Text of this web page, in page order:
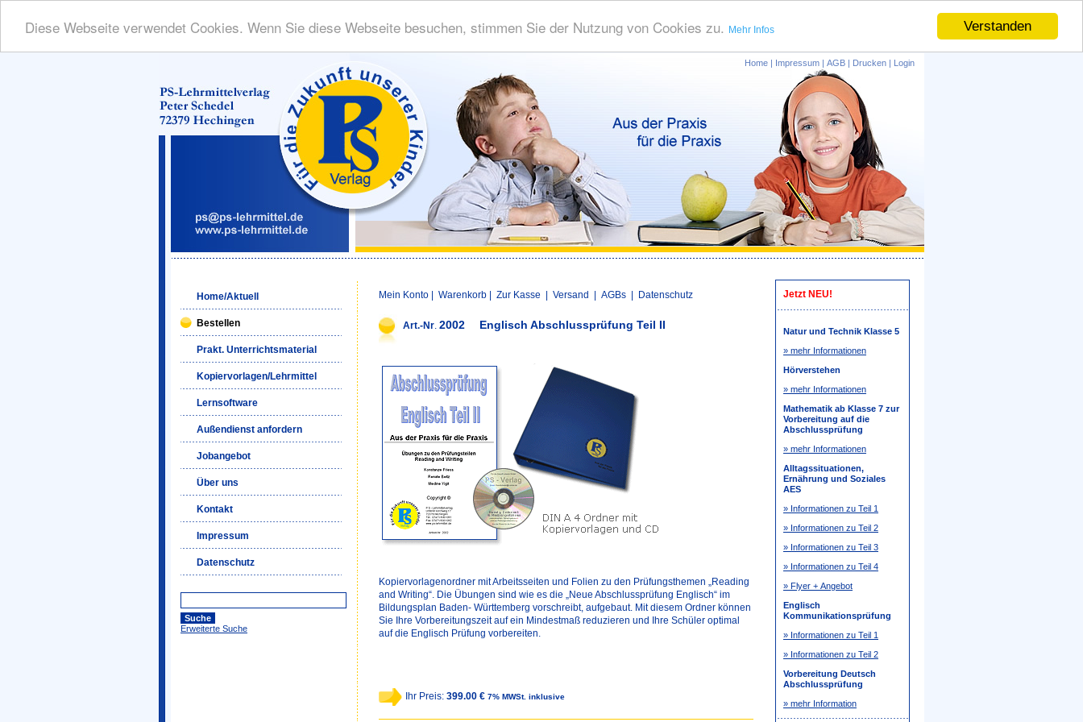
Verstanden
Diese Webseite verwendet Cookies. Wenn Sie diese Webseite besuchen, stimmen Sie der Nutzung von Cookies zu. Mehr Infos
Home | Impressum | AGB | Drucken | Login
Home/Aktuell
Bestellen
Prakt. Unterrichtsmaterial
Kopiervorlagen/Lehrmittel
Lernsoftware
Außendienst anfordern
Jobangebot
Über uns
Kontakt
Impressum
Datenschutz
Erweiterte Suche
Mein Konto Warenkorb Zur Kasse Versand AGBs Datenschutz
Art.-Nr. 2002 Englisch Abschlussprüfung Teil II
Kopiervorlagenordner mit Arbeitsseiten und Folien zu den Prüfungsthemen „Reading
and Writing“. Die Übungen sind wie es die „Neue Abschlussprüfung Englisch“ im
Bildungsplan Baden- Württemberg vorschreibt, aufgebaut. Mit diesem Ordner können
Sie Ihre Vorbereitungszeit auf ein Mindestmaß reduzieren und Ihre Schüler optimal
auf die Englisch Prüfung vorbereiten.
Ihr Preis: 399.00 € 7% MWSt. inklusive
Jetzt NEU!
Natur und Technik Klasse 5
» mehr Informationen
Hörverstehen
» mehr Informationen
Mathematik ab Klasse 7 zur
Vorbereitung auf die
Abschlussprüfung
» mehr Informationen
Alltagssituationen,
Ernährung und Soziales
AES
» Informationen zu Teil 1
» Informationen zu Teil 2
» Informationen zu Teil 3
» Informationen zu Teil 4
» Flyer + Angebot
Englisch
Kommunikationsprüfung
» Informationen zu Teil 1
» Informationen zu Teil 2
Vorbereitung Deutsch
Abschlussprüfung
» mehr Information